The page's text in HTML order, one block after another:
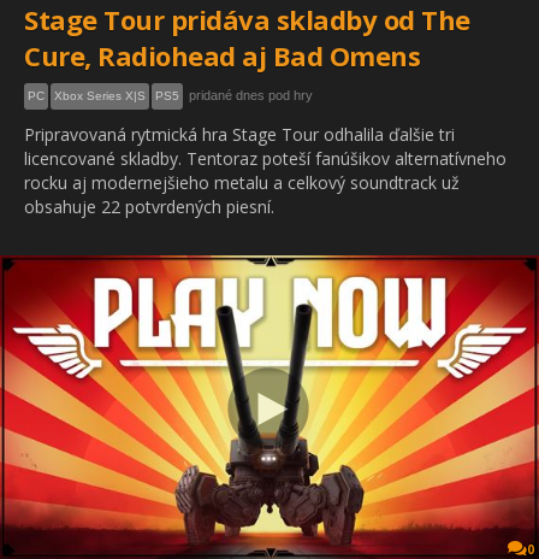
Stage Tour pridáva skladby od The
Cure, Radiohead aj Bad Omens
PC Xbox Series X|S PS5 pridané dnes pod hry
Pripravovaná rytmická hra Stage Tour odhalila ďalšie tri
licencované skladby. Tentoraz poteší fanúšikov alternatívneho
rocku aj modernejšieho metalu a celkový soundtrack už
obsahuje 22 potvrdených piesní.
0